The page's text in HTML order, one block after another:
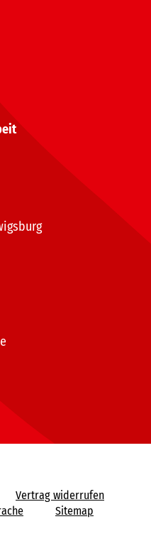
Vertrag widerrufen
Sitemap